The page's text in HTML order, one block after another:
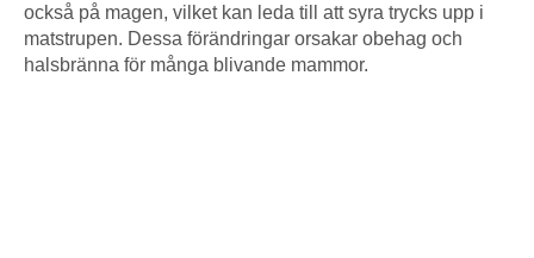
också på magen, vilket kan leda till att syra trycks upp i
matstrupen. Dessa förändringar orsakar obehag och
halsbränna för många blivande mammor.